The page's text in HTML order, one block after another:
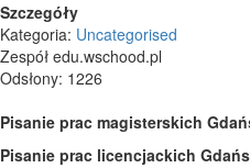
Szczegóły
Kategoria: Uncategorised
Zespół edu.wschood.pl
Odsłony: 1226
Pisanie prac magisterskich
Pisanie prac licencjackich